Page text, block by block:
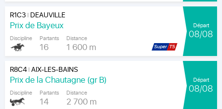
R1C3| DEAUVILLE
Prix de Bayeux
Discipline Partants
16
Distance
1 600 m
Départ
08/08
R8C4|AIX-LES-BAINS
Prix de la Chautagne (gr B)
Discipline Partants
14
Distance
2 700 m
Départ
08/08